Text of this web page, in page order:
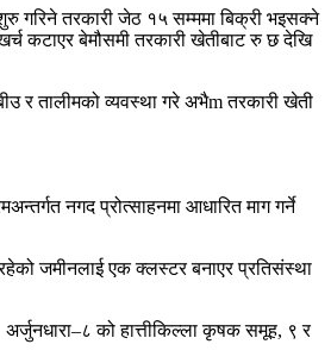
गरिने तरकारी जेठ १५ सम्ममा बिक्री भइसक्ने
कटाएर बेमौसमी तरकारी खेतीबाट रु छ देखि
र तालीमको व्यवस्था गरे अभैm तरकारी खेती
नगद प्रोत्साहनमा आधारित माग गर्ने
जमीनलाई एक क्लस्टर बनाएर प्रतिसंस्था
को हात्तीकिल्ला कृषक समूह, ९ र